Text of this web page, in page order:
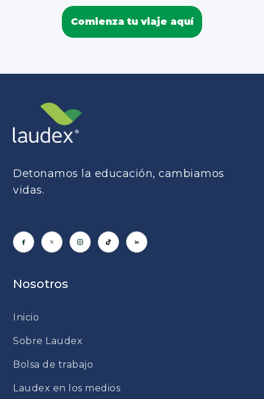
Comienza tu viaje aquí
Detonamos la educación, cambiamos
vidas.
Nosotros
Inicio
Sobre Laudex
Bolsa de trabajo
Laudex en los medios